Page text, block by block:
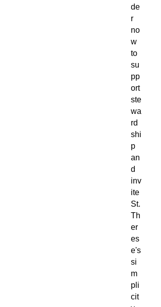
de
r
no
w
to
su
pp
ort
ste
wa
rd
shi
p
an
d
inv
ite
St.
Th
er
es
e's
si
m
pli
cit